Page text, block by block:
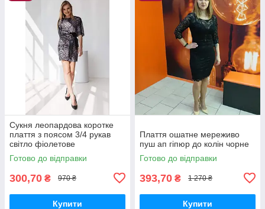
Сукня леопардова коротке
плаття з поясом 3/4 рукав
світло фіолетове
Готово до відправки
300,70 ₴ 970 ₴
Купити
Плаття ошатне мереживо
пуш ап гіпюр до колін чорне
Готово до відправки
393,70 ₴ 1 270 ₴
Купити